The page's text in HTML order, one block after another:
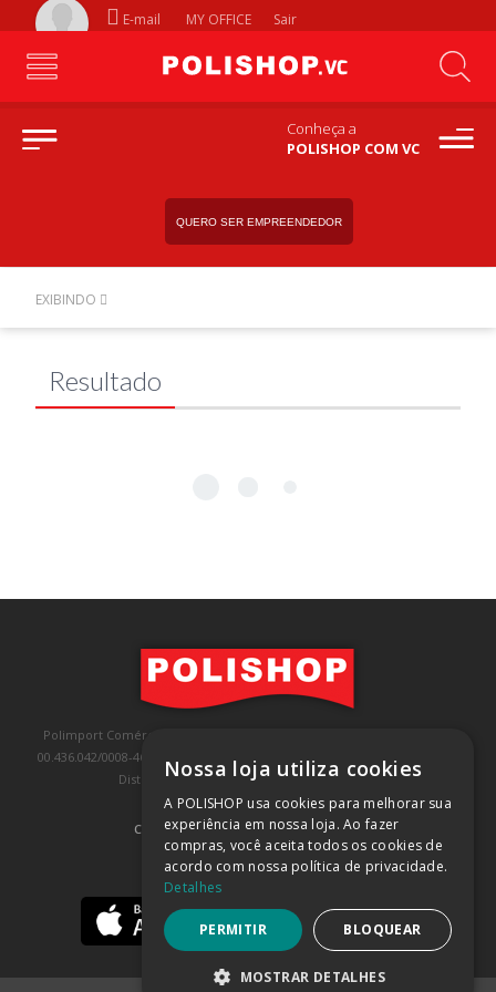
E-mail MY OFFICE Sair
Conheça a
POLISHOP COM VC
QUERO SER EMPREENDEDOR
EXIBINDO
Resultado
Polimport Comércio e Exportação LTDA, inscrita no CNPJ/MF sob o nº
00.436.042/0008-46, IE 407.458.707.103, com sede na Rua Kanebo, nº 175,
Distrito Industrial, Jundiaí/SP, CEP: 13213-090
COMPRA 100% SEGURA (SAIBA MAIS)
BAIXE NOSSO APP
Nossa loja utiliza cookies
A POLISHOP usa cookies para melhorar sua
experiência em nossa loja. Ao fazer
compras, você aceita todos os cookies de
acordo com nossa política de privacidade.
Detalhes
PERMITIR BLOQUEAR
MOSTRAR DETALHES